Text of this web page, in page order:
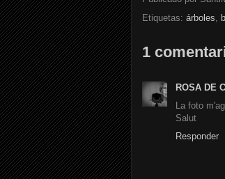
Etiquetas: árboles,
1
ROSA DE
La foto
Salut
Responder